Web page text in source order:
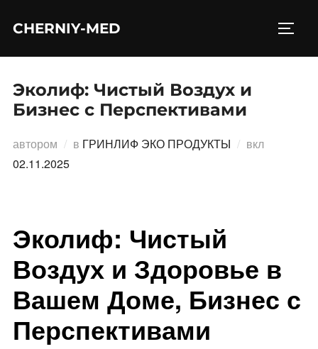
CHERNIY-MED
Эколиф: Чистый Воздух и
Бизнес с Перспективами
автором в ГРИНЛИФ ЭКО ПРОДУКТЫ вкл
02.11.2025
Эколиф: Чистый
Воздух и Здоровье в
Вашем Доме, Бизнес с
Перспективами